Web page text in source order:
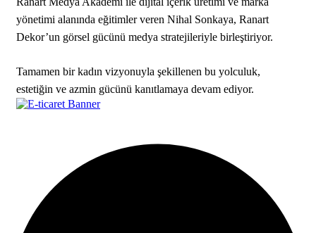
yönetimi alanında eğitimler veren Nihal Sonkaya, Ranart
Dekor’un görsel gücünü medya stratejileriyle birleştiriyor.
Tamamen bir kadın vizyonuyla şekillenen bu yolculuk,
estetiğin ve azmin gücünü kanıtlamaya devam ediyor.